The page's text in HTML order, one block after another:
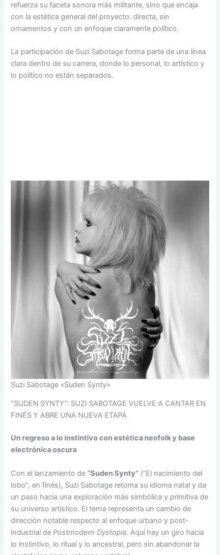
refuerza su faceta sonora más militante, sino que encaja
con la estética general del proyecto: directa, sin
ornamentos y con un enfoque claramente político.
La participación de Suzi Sabotage forma parte de una línea
clara dentro de su carrera, donde lo personal, lo artístico y
lo político no están separados.
Suzi Sabotage «Suden Synty»
“SUDEN SYNTY”: SUZI SABOTAGE VUELVE A CANTAR EN
FINÉS Y ABRE UNA NUEVA ETAPA
Un regreso a lo instintivo con estética neofolk y base
electrónica oscura
Con el lanzamiento de “Suden Synty” (“El nacimiento del
lobo”, en finés), Suzi Sabotage retoma su idioma natal y da
un paso hacia una exploración más simbólica y primitiva de
su universo artístico. El tema representa un cambio de
dirección notable respecto al enfoque urbano y post-
industrial dePostmodern Dystopia. Aquí hay un giro hacia
lo instintivo, lo ritual y lo ancestral, pero sin abandonar la